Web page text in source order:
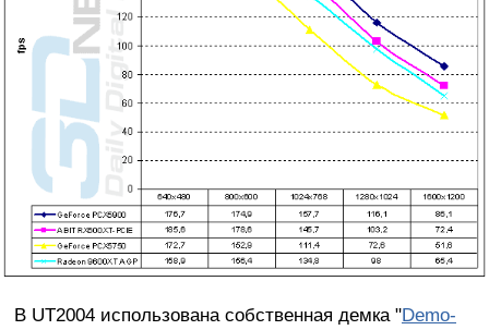
В UT2004 использована собственная демка "Demo-